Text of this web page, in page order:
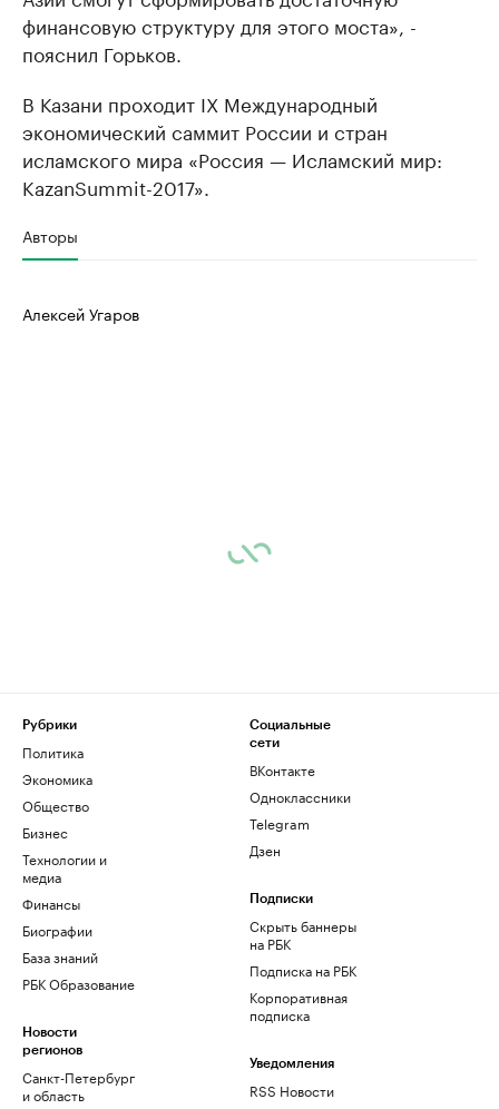
финансовую структуру для этого моста», -
пояснил Горьков.
В Казани проходит IX Международный
экономический саммит России и стран
исламского мира «Россия — Исламский мир:
KazanSummit-2017».
Авторы
Алексей Угаров
Рубрики
Политика
Экономика
Общество
Бизнес
Технологии и
медиа
Финансы
Биографии
База знаний
РБК Образование
Новости
регионов
Санкт-Петербург
и область
Социальные
сети
ВКонтакте
Одноклассники
Telegram
Дзен
Подписки
Скрыть баннеры
на РБК
Подписка на РБК
Корпоративная
подписка
Уведомления
RSS Новости